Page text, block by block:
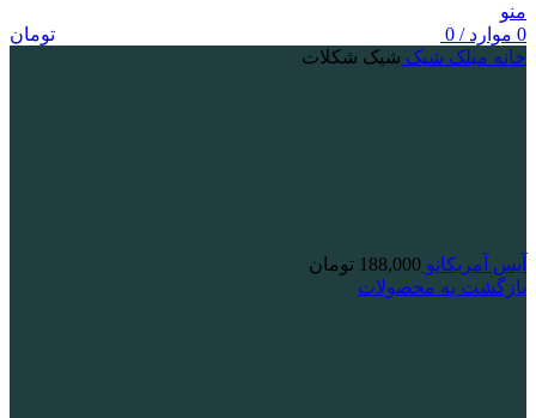
منو
0 موارد /
0
تومان
خانه میلک شیک شیک شکلات
آیس آمریکانو 188,000 تومان
بازگشت به محصولات